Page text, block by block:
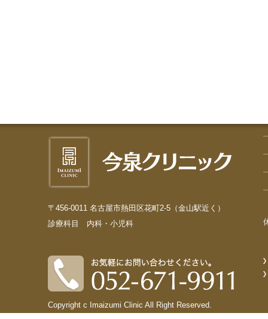
〒456-0011 名古屋市熱田区花町2-5（金山駅近く）
診療科目 内科・小児科
Copyright c Imaizumi Clinic All Right Reserved.